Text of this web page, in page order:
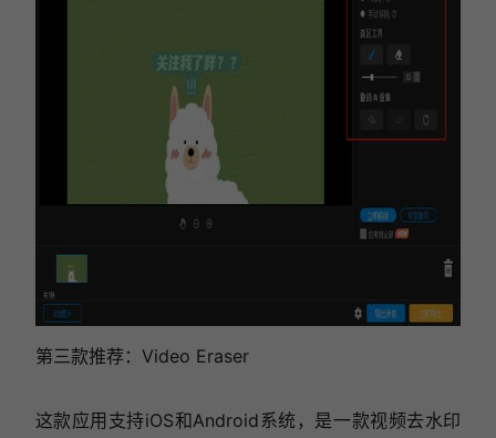
第三款推荐：Video Eraser
这款应用支持iOS和Android系统，是一款视频去水印